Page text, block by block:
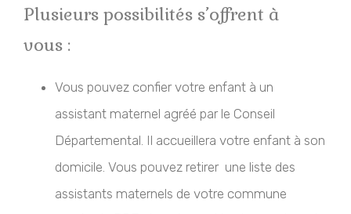
Plusieurs possibilités s’offrent à
vous :
Vous pouvez confier votre enfant à un
assistant maternel agréé par le Conseil
Départemental. Il accueillera votre enfant à son
domicile. Vous pouvez retirer une liste des
assistants maternels de votre commune